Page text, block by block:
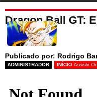
Dragon Ball GT:
Publicado por: Rodrigo
ADMINISTRADOR INÍCIO Assistir